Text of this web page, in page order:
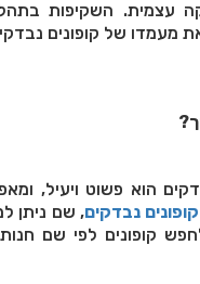
עצמית. השקיפות
מעמדו של קופונים
הוא פשוט ויעיל,
נבדקים, שם ניתן
קופונים לפי שם